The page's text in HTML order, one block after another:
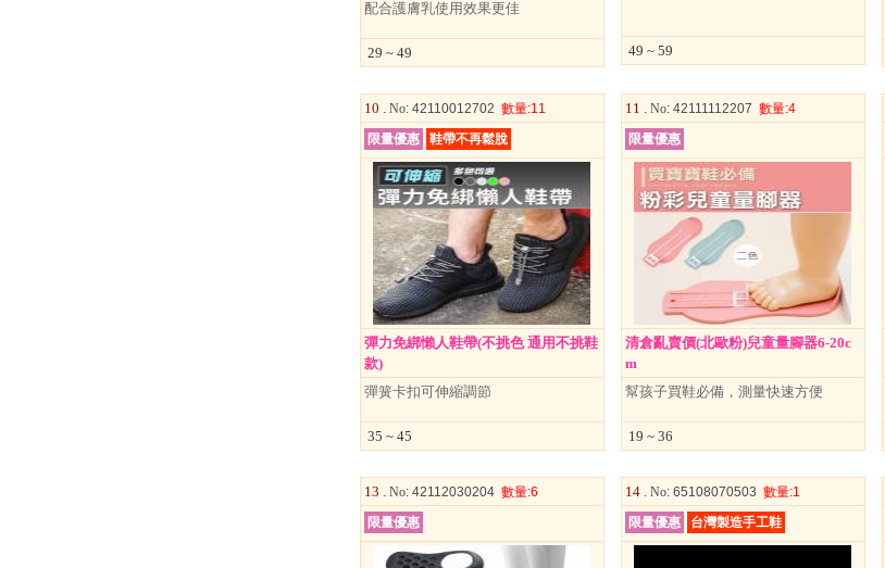
配合護膚乳使用效果更佳
29 ~ 49 49 ~ 59
10 .No: 42110012702 數量:11
限量優惠
鞋帶不再鬆脫
彈力免綁懶人鞋帶(不挑色 通用不挑鞋
款)
彈簧卡扣可伸縮調節
35 ~ 45
11 .No: 42111112207 數量:4
限量優惠
清倉亂賣價(北歐粉)兒童量腳器6-20c
m
幫孩子買鞋必備，測量快速方便
19 ~ 36
13 .No: 42112030204 數量:6
限量優惠
14 .No: 65108070503 數量:1
限量優惠
台灣製造手工鞋